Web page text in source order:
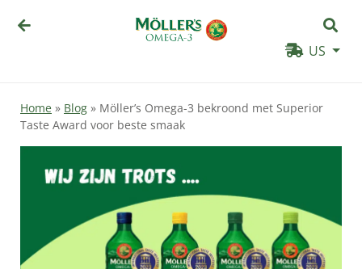
US
Home » Blog » Möller’s Omega-3 bekroond met Superior
Taste Award voor beste smaak